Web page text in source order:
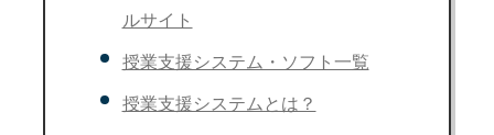
ルサイト
授業支援システム・ソフト一覧
授業支援システムとは？